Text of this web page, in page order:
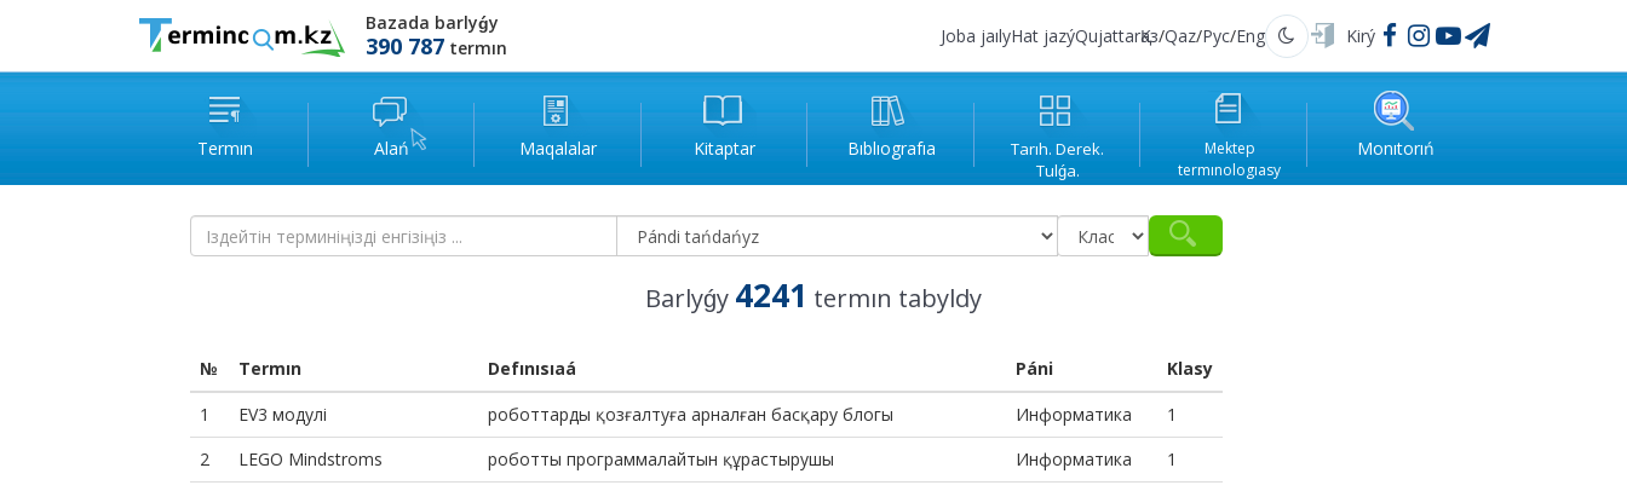
Bazada barlyǵy
390 787 termın
Joba jaılyHat jazýQujattarҚаз/Qaz/Рус/Eng QarańǵyKirý
Termın Alań Maqalalar Kitaptar Bıblıografıa
Tarıh. Derek.
Tulǵa.
Mektep
termınologıasy
Monıtorıń
Barlyǵy 4241 termın tabyldy
№ Termın Defınısıaá Páni
Klasy
1
EV3 модулі роботтарды қозғалтуға арналған басқару блогы Информатика
1
2
LEGO Mindstroms роботты программалайтын құрастырушы Информатика
1